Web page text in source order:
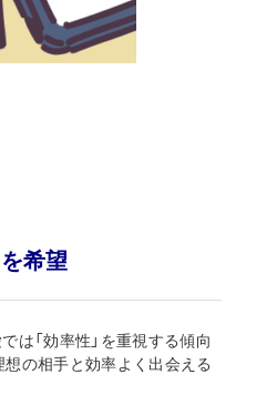
希望
「効率性」を重視する傾向
の相手と効率よく出会える